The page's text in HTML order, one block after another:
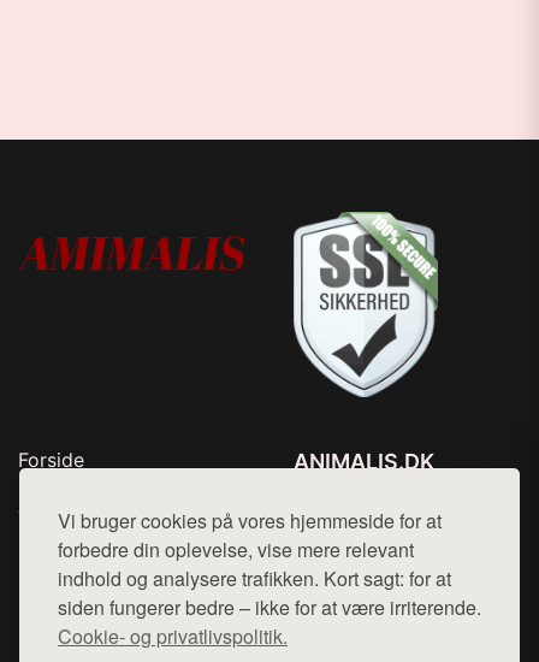
Vi bruger cookies på vores hjemmeside for at
forbedre din oplevelse, vise mere relevant
indhold og analysere trafikken. Kort sagt: for at
siden fungerer bedre – ikke for at være irriterende.
Cookie- og privatlivspolitik.
Forside
Top Rabatter
Kontakt
ANIMALIS.DK
Mail: hej@want.dk
Cookie- og privatlivspolitik